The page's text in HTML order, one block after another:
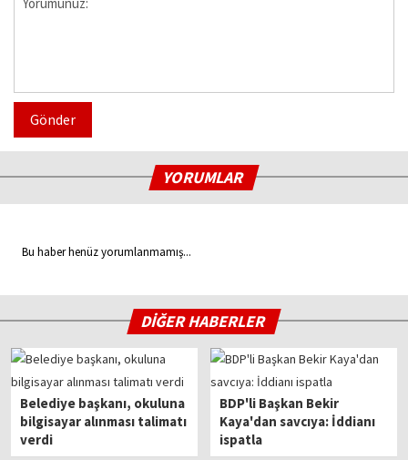
Gönder
YORUMLAR
Bu haber henüz yorumlanmamış...
DİĞER HABERLER
Belediye başkanı, okuluna
bilgisayar alınması talimatı
verdi
BDP'li Başkan Bekir
Kaya'dan savcıya: İddianı
ispatla